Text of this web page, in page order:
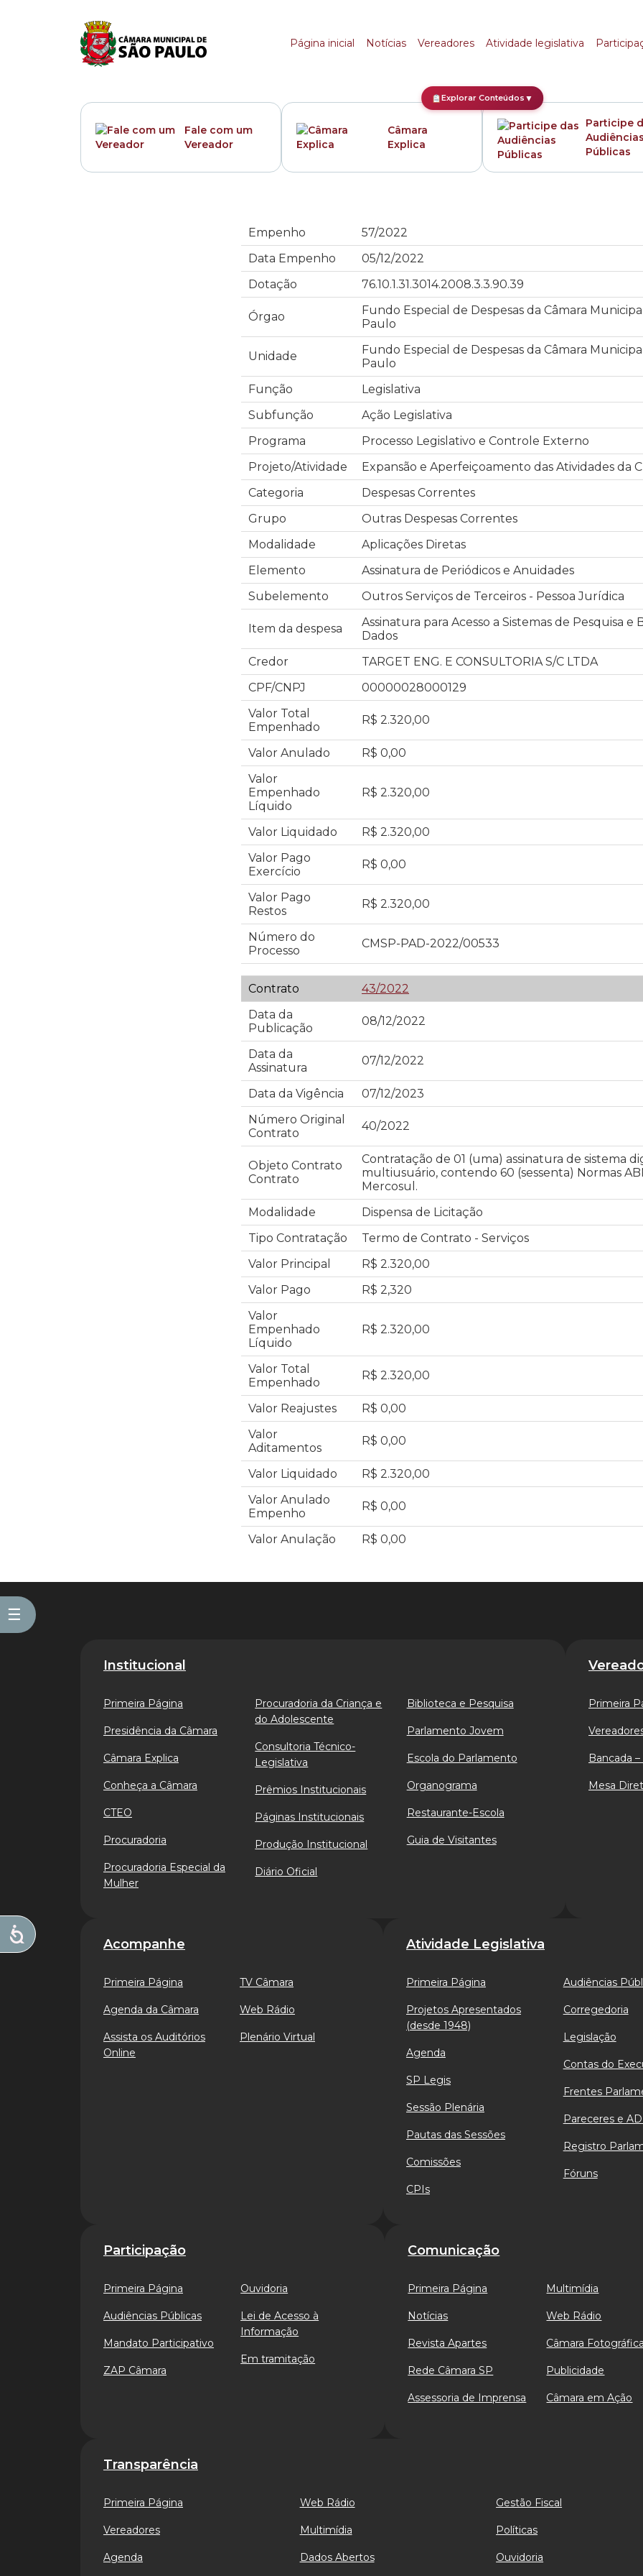
Empenho
Explorar Conteúdos ▼
☰
Página inicial Notícias Vereadores Atividade legislativa
Fale com um
Vereador
Câmara
Explica
Participe
Audiências
Públicas
Empenho
57/2022
Data Empenho
05/12/2022
Dotação
76.10.1.31.3014.2008.3.3.90.39
Órgao
Fundo Especial de Despesas da Câmara
Paulo
Unidade
Fundo Especial de Despesas da Câmara
Paulo
Função
Legislativa
Subfunção
Ação Legislativa
Programa
Processo Legislativo e Controle Externo
Projeto/Atividade
Expansão e Aperfeiçoamento das Atividades da
Categoria
Despesas Correntes
Grupo
Outras Despesas Correntes
Modalidade
Aplicações Diretas
Elemento
Assinatura de Periódicos e Anuidades
Subelemento
Outros Serviços de Terceiros - Pessoa Jurídica
Item da despesa
Assinatura para Acesso a Sistemas de Pesquisa e
Dados
Credor
TARGET ENG. E CONSULTORIA S/C LTDA
CPF/CNPJ
00000028000129
Valor Total
Empenhado
R$ 2.320,00
Valor Anulado
R$ 0,00
Valor
Empenhado
Líquido
R$ 2.320,00
Valor Liquidado
R$ 2.320,00
Valor Pago
Exercício
R$ 0,00
Valor Pago
Restos
R$ 2.320,00
Número do
Processo
CMSP-PAD-2022/00533
Contrato
43/2022
Data da
Publicação
08/12/2022
Data da
Assinatura
07/12/2022
Data da Vigência
07/12/2023
Número Original
Contrato
40/2022
Objeto Contrato
Contrato
Contratação de 01 (uma) assinatura de sistema
multiusuário, contendo 60 (sessenta) Normas
Mercosul.
Modalidade
Dispensa de Licitação
Tipo Contratação
Termo de Contrato - Serviços
Valor Principal
R$ 2.320,00
Valor Pago
R$ 2,320
Valor
Empenhado
Líquido
R$ 2.320,00
Valor Total
Empenhado
R$ 2.320,00
Valor Reajustes
R$ 0,00
Valor
Aditamentos
R$ 0,00
Valor Liquidado
R$ 2.320,00
Valor Anulado
Empenho
R$ 0,00
Valor Anulação R$ 0,00
Institucional
Primeira Página
Presidência da Câmara
Câmara Explica
Conheça a Câmara
CTEO
Procuradoria
Procuradoria Especial da
Mulher
Procuradoria da Criança e
do Adolescente
Consultoria Técnico-
Legislativa
Prêmios Institucionais
Páginas Institucionais
Produção Institucional
Diário Oficial
Biblioteca e Pesquisa
Parlamento Jovem
Escola do Parlamento
Organograma
Restaurante-Escola
Guia de Visitantes
Primeira
Bancada
Mesa
Acompanhe
Primeira Página
Agenda da Câmara
Assista os Auditórios
Online
TV Câmara
Web Rádio
Plenário Virtual
Atividade Legislativa
Primeira Página
Projetos Apresentados
(desde 1948)
Agenda
SP Legis
Sessão Plenária
Pautas das Sessões
Comissões
CPIs
Audiências
Corregedoria
Legislação
Contas do
Frentes
Pareceres e
Registro
Fóruns
Participação
Primeira Página
Audiências Públicas
Mandato Participativo
ZAP Câmara
Ouvidoria
Lei de Acesso à
Informação
Em tramitação
Comunicação
Primeira Página
Notícias
Revista Apartes
Rede Câmara SP
Assessoria de Imprensa
Multimídia
Web Rádio
Câmara Fotográfica
Publicidade
Câmara em Ação
Transparência
Primeira Página
Vereadores
Agenda
Web Rádio
Multimídia
Dados Abertos
Gestão Fiscal
Políticas
Ouvidoria